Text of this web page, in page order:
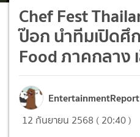
Chef Fest
ป๊อก นำทีมเปิดศึ
Food ภาคกลาง
12 กันยายน 2568 ( 20:40 )